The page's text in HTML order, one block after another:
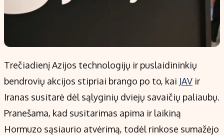
Apie mus
Redakcijos politika
Privatumo politika
Turinio žymėjimo taisyklės
Kontaktai
Trečiadienį Azijos technologijų ir puslaidininkių
bendrovių akcijos stipriai brango po to, kai JAV ir
Iranas susitarė dėl sąlyginių dviejų savaičių paliaubų.
Pranešama, kad susitarimas apima ir laikiną
Hormuzo sąsiaurio atvėrimą, todėl rinkose sumažėjo